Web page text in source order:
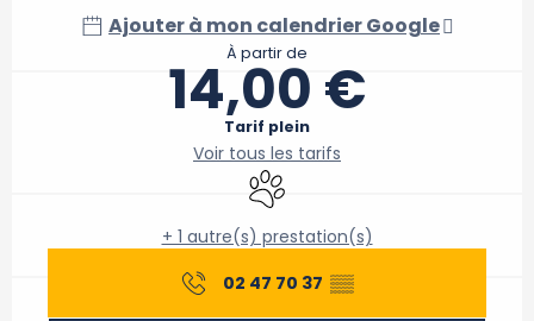
Ajouter à mon calendrier Google
À partir de
14,00 €
Tarif plein
Voir tous les tarifs
Animaux acceptés
+ 1 autre(s) prestation(s)
02 47 70 37 ▒▒